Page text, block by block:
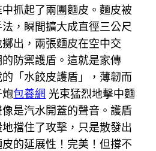
抓起了兩團麵皮。麵皮被
，瞬間擴大成直徑三公尺
出，兩張麵皮在空中交
防禦護盾。這就是家傳
的「水餃皮護盾」，薄韌而
炮包養網 光束猛烈地擊中麵
是汽水開蓋的聲音。護盾
擋住了攻擊，只是散發出
的延展性！完美！但撐不